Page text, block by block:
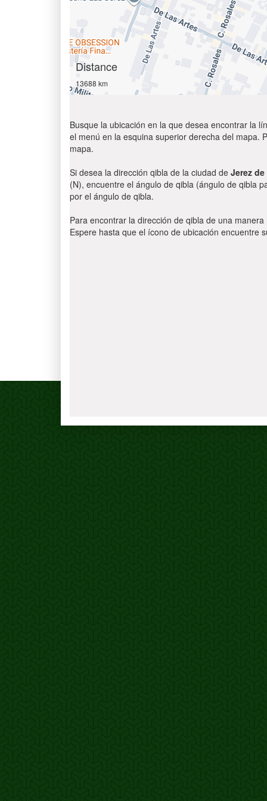
Distance
13688 km
Busque la ubicación en la que desea encontrar la
el menú en la esquina superior derecha del mapa.
mapa.
Si desea la dirección qibla de la ciudad de Jerez
(N), encuentre el ángulo de qibla (ángulo de qibla
por el ángulo de qibla.
Para encontrar la dirección de qibla de una
Espere hasta que el ícono de ubicación encuentre